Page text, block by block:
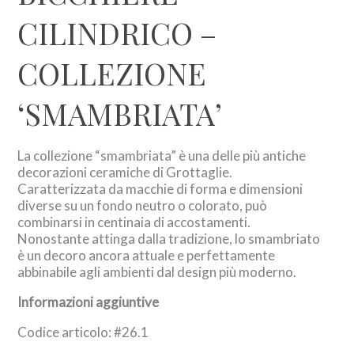
CILINDRICO –
COLLEZIONE
‘SMAMBRIATA’
La collezione “smambriata” è una delle più antiche
decorazioni ceramiche di Grottaglie.
Caratterizzata da macchie di forma e dimensioni
diverse su un fondo neutro o colorato, può
combinarsi in centinaia di accostamenti.
Nonostante attinga dalla tradizione, lo smambriato
è un decoro ancora attuale e perfettamente
abbinabile agli ambienti dal design più moderno.
Informazioni aggiuntive
Codice articolo: #26.1